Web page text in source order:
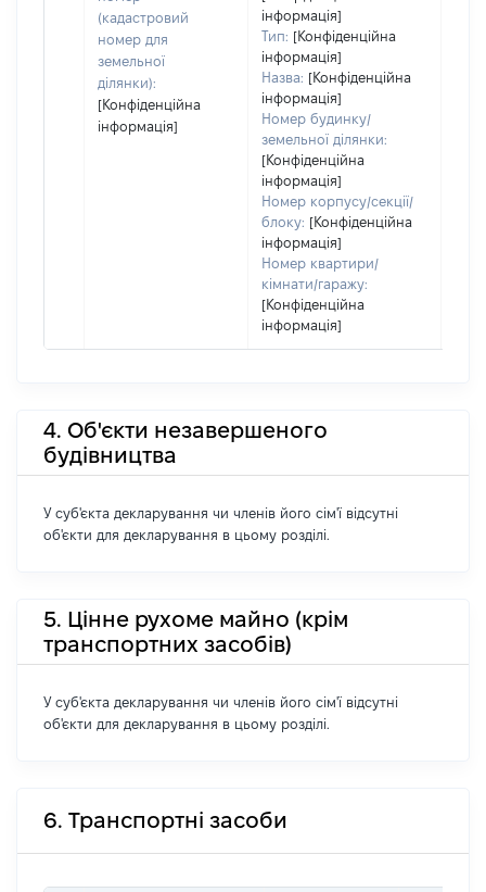
(кадастровий
номер для
земельної
ділянки):
[Конфіденційна
інформація]
інформація]
Тип: [Конфіденційна
інформація]
Назва: [Конфіденційна
інформація]
Номер будинку/
земельної ділянки:
[Конфіденційна
інформація]
Номер корпусу/секції/
блоку: [Конфіденційна
інформація]
Номер квартири/
кімнати/гаражу:
[Конфіденційна
інформація]
4. Об'єкти незавершеного
будівництва
У суб'єкта декларування чи членів його сім'ї відсутні
об'єкти для декларування в цьому розділі.
5. Цінне рухоме майно (крім
транспортних засобів)
У суб'єкта декларування чи членів його сім'ї відсутні
об'єкти для декларування в цьому розділі.
6. Транспортні засоби